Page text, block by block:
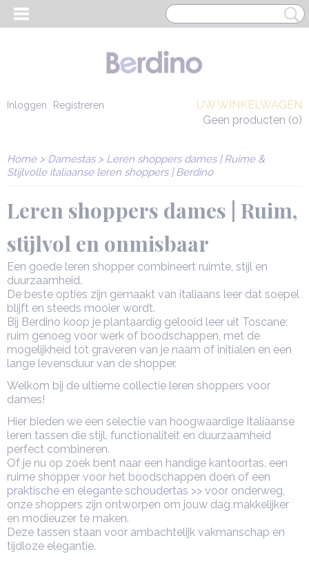
Inloggen Registreren
UW WINKELWAGEN
Geen producten (0)
Home> Damestas> Leren shoppers dames | Ruime &
Stijlvolle italiaanse leren shoppers | Berdino
Leren shoppers dames | Ruim,
stijlvol en onmisbaar
Een goede leren shopper combineert ruimte, stijl en
duurzaamheid.
De beste opties zijn gemaakt van italiaans leer dat soepel
blijft en steeds mooier wordt.
Bij Berdino koop je plantaardig gelooid leer uit Toscane;
ruim genoeg voor werk of boodschappen, met de
mogelijkheid tot graveren van je naam of initialen en een
lange levensduur van de shopper.
Welkom bij de ultieme collectie leren shoppers voor
dames!
Hier bieden we een selectie van hoogwaardige Italiaanse
leren tassen die stijl, functionaliteit en duurzaamheid
perfect combineren.
Of je nu op zoek bent naar een handige kantoortas, een
ruime shopper voor het boodschappen doen of een
praktische en elegante schoudertas >> voor onderweg,
onze shoppers zijn ontworpen om jouw dag makkelijker
en modieuzer te maken.
Deze tassen staan voor ambachtelijk vakmanschap en
tijdloze elegantie.
HEREN